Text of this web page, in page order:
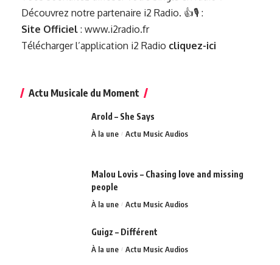
Découvrez notre partenaire i2 Radio. 👍🎙️ :
Site Officiel: www.i2radio.fr
Télécharger l’application i2 Radio cliquez-ici
Actu Musicale du Moment
Arold – She Says
À la une Actu Music Audios
Malou Lovis – Chasing love and missing
people
À la une Actu Music Audios
Guigz – Différent
À la une Actu Music Audios